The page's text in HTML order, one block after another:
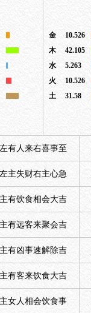
金
10.526
木
42.105
水
5.263
火
10.526
土
31.58
左有人来右喜事至
左主失财右主心急
主有饮食相会大吉
主有远客来聚会吉
主有凶事速解除吉
主有客来饮食大吉
主女人相会饮食事